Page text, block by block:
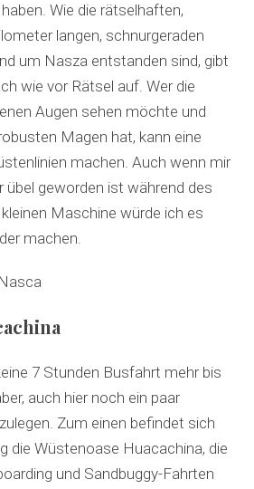
Wie die rätselhaften,
langen, schnurgeraden
um Nasza entstanden sind, gibt
wie vor Rätsel auf. Wer die
Augen sehen möchte und
Magen hat, kann eine
machen. Auch wenn mir
übel geworden ist während des
Maschine würde ich es
machen.
7 Stunden Busfahrt mehr bis
auch hier noch ein paar
Zum einen befindet sich
die Wüstenoase Huacachina, die
und Sandbuggy-Fahrten